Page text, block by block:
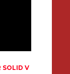
SOLID V